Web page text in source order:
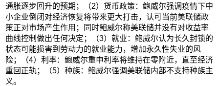
通胀逐步回升的预期；（2）货币政策：鲍威尔强调疫情下中
小企业倒闭对经济恢复将带来更大打击，认可当前美联储政
策正对市场产生作用；同时鲍威尔称美联储并没有对收益率
曲线控制做出任何决定；（3）就业：鲍威尔认为长久封锁的
状态可能损害到劳动力的就业能力，增加永久性失业的风
险；（4）利率：鲍威尔重申利率将维持在零附近，直至经济
重回正轨；（5）种族：鲍威尔强调美联储内部不支持种族主
义。